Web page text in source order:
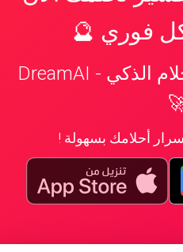
فوري 🔮
📱 تطبيق تفسير الأحلام الذكي - DreamAI
أحلامك بسهولة !